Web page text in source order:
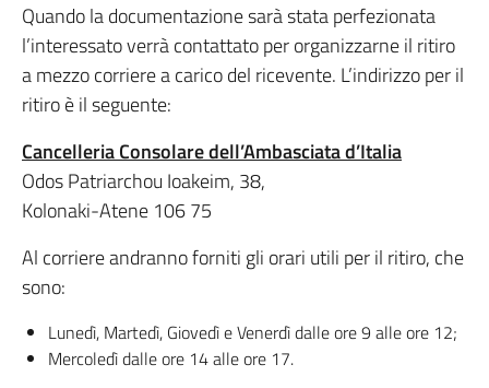
Quando la documentazione sarà stata perfezionata
l’interessato verrà contattato per organizzarne il ritiro
a mezzo corriere a carico del ricevente. L’indirizzo per il
ritiro è il seguente:
Cancelleria Consolare dell’Ambasciata d’Italia
Odos Patriarchou Ioakeim, 38,
Kolonaki-Atene 106 75
Al corriere andranno forniti gli orari utili per il ritiro, che
sono:
Lunedì, Martedì, Giovedì e Venerdì dalle ore 9 alle ore 12;
Mercoledì dalle ore 14 alle ore 17.